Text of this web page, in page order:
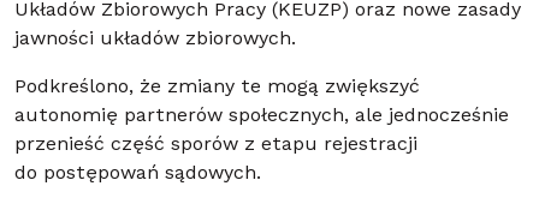
Układów Zbiorowych Pracy (KEUZP) oraz nowe zasady
jawności układów zbiorowych.
Podkreślono, że zmiany te mogą zwiększyć
autonomię partnerów społecznych, ale jednocześnie
przenieść część sporów z etapu rejestracji
do postępowań sądowych.